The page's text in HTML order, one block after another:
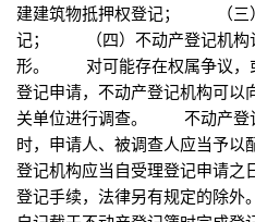
建建筑物抵押权登记； （三
记； （四）不动产登记机构
形。 对可能存在权属争议，
登记申请，不动产登记机构可以
关单位进行调查。 不动产登
时，申请人、被调查人应当
登记机构应当自受理登记申请之
登记手续，法律另有规定的